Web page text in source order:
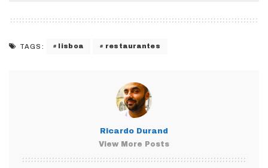
TAGS: lisboa restaurantes
Ricardo Durand
View More Posts